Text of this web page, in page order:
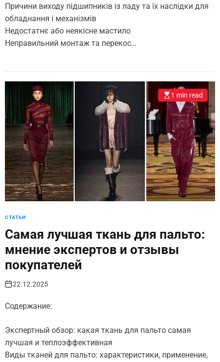
Причини виходу підшипників із ладу та їх наслідки для
обладнання і механізмів
Недостатнє або неякісне мастило
Неправильний монтаж та перекос…
1 min read
СТАТЬИ
Самая лучшая ткань для пальто:
мнение экспертов и отзывы
покупателей
22.12.2025
Содержание:
Экспертный обзор: какая ткань для пальто самая
лучшая и теплоэффективная
Виды тканей для пальто: характеристики, применение,